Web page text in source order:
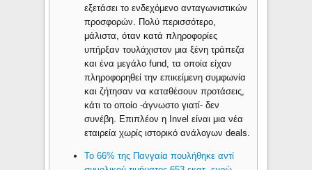
εξετάσει το ενδεχόμενο ανταγωνιστικών
προσφορών. Πολύ περισσότερο,
μάλιστα, όταν κατά πληροφορίες
υπήρξαν τουλάχιστον μια ξένη τράπεζα
και ένα μεγάλο fund, τα οποία είχαν
πληροφορηθεί την επικείμενη συμφωνία
και ζήτησαν να καταθέσουν προτάσεις,
κάτι το οποίο -άγνωστο γιατί- δεν
συνέβη. Επιπλέον η Invel είναι μια νέα
εταιρεία χωρίς ιστορικό ανάλογων deals.
Το 66% της Πανγαία πουλήθηκε αντί